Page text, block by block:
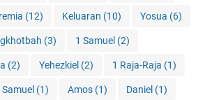
(12) Keluaran (10) Yosua (6)
(3) 1 Samuel (2)
(2) Yehezkiel (2) 1 Raja-Raja (1)
Samuel (1) Amos (1) Daniel (1)